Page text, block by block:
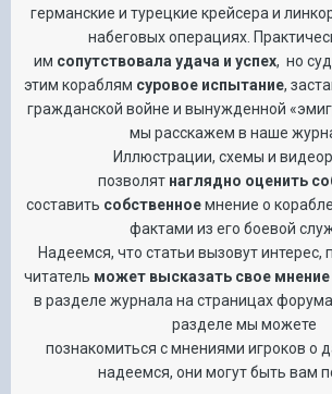
германские и турецкие крейсера и
набеговых операциях.
им сопутствовала удача и успех, но
этим кораблям суровое испытание,
гражданской войне и вынужденной
мы расскажем в наше
Иллюстрации, схемы и
позволят наглядно оценить
составить собственное мнение о
фактами из его боевой
Надеемся, что статьи вызовут
читатель может высказать свое мнение
в разделе журнала на страницах
разделе мы можете
познакомиться с мнениями игроков о
надеемся, они могут быть вам